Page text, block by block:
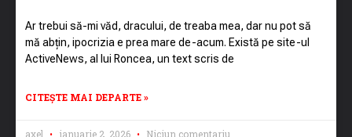
Ar trebui să-mi văd, dracului, de treaba mea, dar nu pot să
mă abțin, ipocrizia e prea mare de-acum. Există pe site-ul
ActiveNews, al lui Roncea, un text scris de
CITEȘTE MAI DEPARTE »
axel ianuarie 2, 2026 Niciun comentariu